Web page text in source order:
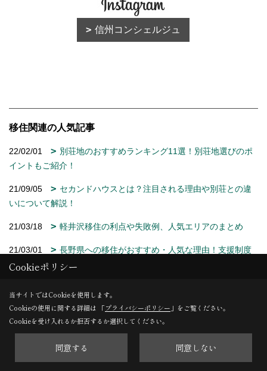
信州コンシェルジュ
移住関連の人気記事
22/02/01
別荘地のおすすめランキング11選！別荘地選びのポ
イントもご紹介！
21/09/05
セカンドハウスとは？注目される理由や別荘との違
いについて解説！
21/03/18 軽井沢移住の利点や失敗例、人気エリアのまとめ
21/03/01
長野県への移住がおすすめ・人気な理由！支援制度
や就業、注意点についても解説
するためのポイントを解説！
Cookieポリシー
当サイトではCookieを使用します。
Cookieの使用に関する詳細は 「プライバシーポリシー 」をご覧ください。
Cookieを受け入れるか拒否するか選択してください。
同意する 同意しない